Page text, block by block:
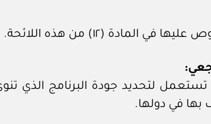
في المادة (١٢) من هذه اللائحة.
تستعمل لتحديد جودة البرنامج
بها في دولها.